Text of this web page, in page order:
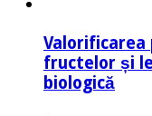
Valorificarea
fructelor și
biologică